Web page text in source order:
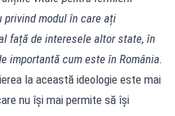
privind modul în care ați
față de interesele altor state, în
importantă cum este în România.
la această ideologie este mai
nu își mai permite să își